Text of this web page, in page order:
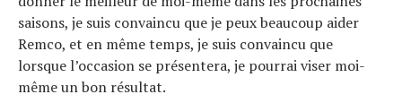
saisons, je suis convaincu que je peux beaucoup aider
Remco, et en même temps, je suis convaincu que
lorsque l’occasion se présentera, je pourrai viser moi-
même un bon résultat.